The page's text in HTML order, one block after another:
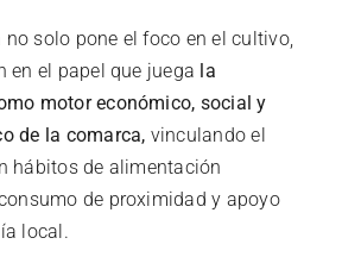
no solo pone el foco en el cultivo,
en el papel que juega la
motor económico, social y
de la comarca, vinculando el
hábitos de alimentación
de proximidad y apoyo
local.